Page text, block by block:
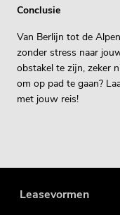
Conclusie
Van Berlijn tot de
zonder stress naar
obstakel te zijn, zeker
om op pad te gaan?
met jouw reis!
Leasevormen